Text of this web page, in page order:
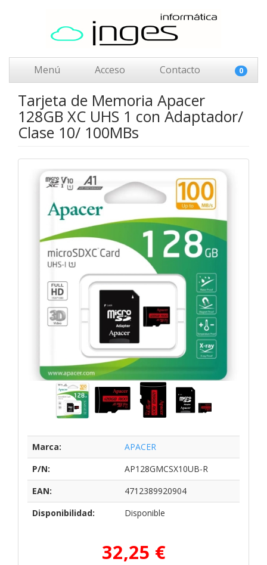
Menú Acceso Contacto 0
Tarjeta de Memoria Apacer
128GB XC UHS 1 con Adaptador/
Clase 10/ 100MBs
Marca:
APACER
P/N:
AP128GMCSX10UB-R
EAN:
4712389920904
Disponibilidad:
Disponible
32,25 €